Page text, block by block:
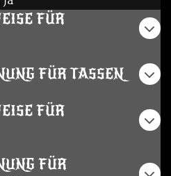
FÜR
FÜR TASSEN
FÜR
FÜR